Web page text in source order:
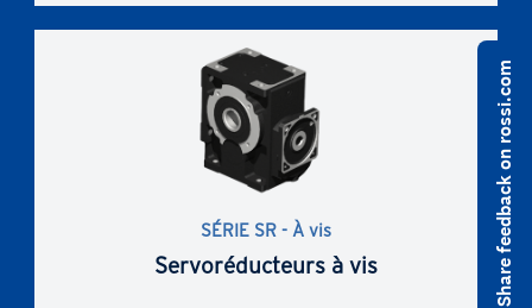
collier de serrage pour accouplement de
servomoteur.
Compacité dimensionnelle accrue grâce à
l'accouplement direct des servomoteurs et à la
plus large gamme possible de dimensions
d'accouplement des servomoteurs.
La bonne solution technique grâce à une gamme
complète de tailles, d'étages d'engrenages, de
rapports de transmission, de modèles et de
SÉRIE SR - À vis
Servoréducteurs à vis Share feedback on rossi.com